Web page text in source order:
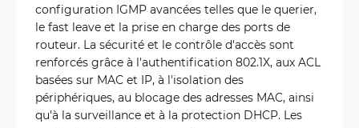
configuration IGMP avancées telles que le querier,
le fast leave et la prise en charge des ports de
routeur. La sécurité et le contrôle d'accès sont
renforcés grâce à l'authentification 802.1X, aux ACL
basées sur MAC et IP, à l'isolation des
périphériques, au blocage des adresses MAC, ainsi
qu'à la surveillance et à la protection DHCP. Les